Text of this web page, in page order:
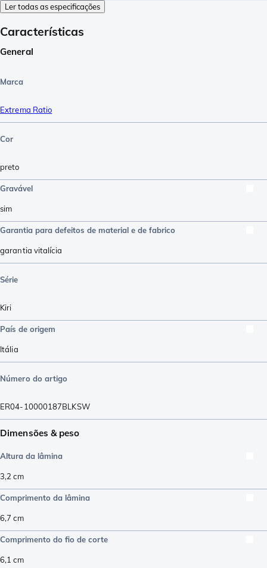
Ler todas as especificações
Características
General
Marca
Extrema Ratio
Cor
preto
Gravável
sim
Garantia para defeitos de material e de fabrico
garantia vitalícia
Série
Kiri
País de origem
Itália
Número do artigo
ER04-10000187BLKSW
Dimensões & peso
Altura da lâmina
3,2 cm
Comprimento da lâmina
6,7 cm
Comprimento do fio de corte
6,1 cm